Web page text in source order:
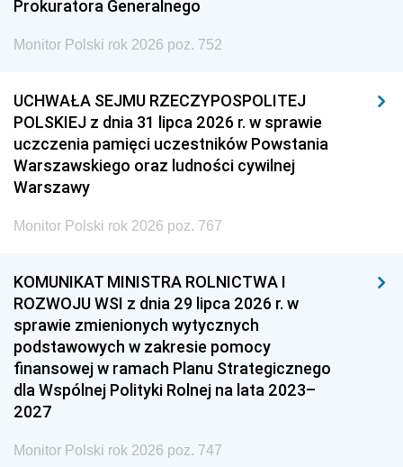
Prokuratora Generalnego
Monitor Polski rok 2026 poz. 752
UCHWAŁA SEJMU RZECZYPOSPOLITEJ
POLSKIEJ z dnia 31 lipca 2026 r. w sprawie
uczczenia pamięci uczestników Powstania
Warszawskiego oraz ludności cywilnej
Warszawy
Monitor Polski rok 2026 poz. 767
KOMUNIKAT MINISTRA ROLNICTWA I
ROZWOJU WSI z dnia 29 lipca 2026 r. w
sprawie zmienionych wytycznych
podstawowych w zakresie pomocy
finansowej w ramach Planu Strategicznego
dla Wspólnej Polityki Rolnej na lata 2023–
2027
Monitor Polski rok 2026 poz. 747